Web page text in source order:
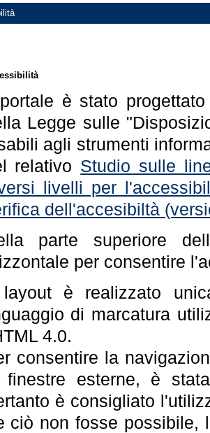
è stato
Legge sulle
agli strumenti
relativo Studio sulle
livelli per
dell'accesibiltà
parte superiore
per consentire
è realizzato
di marcatura
4.0.
consentire la
finestre esterne, è
è consigliato
ciò non fosse possibile,